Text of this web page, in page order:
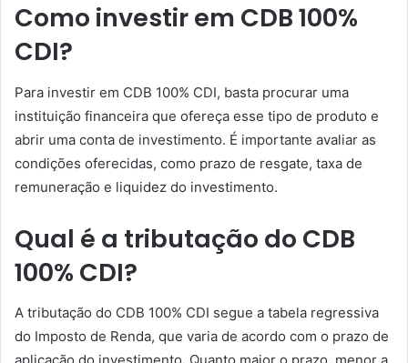
Como investir em CDB 100%
CDI?
Para investir em CDB 100% CDI, basta procurar uma
instituição financeira que ofereça esse tipo de produto e
abrir uma conta de investimento. É importante avaliar as
condições oferecidas, como prazo de resgate, taxa de
remuneração e liquidez do investimento.
Qual é a tributação do CDB
100% CDI?
A tributação do CDB 100% CDI segue a tabela regressiva
do Imposto de Renda, que varia de acordo com o prazo de